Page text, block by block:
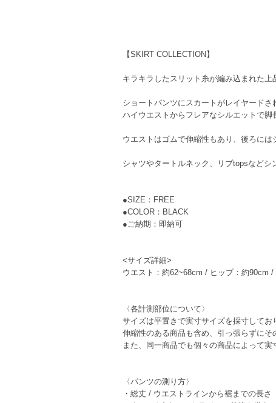
【SKIRT COLLECTION】
キラキラしたスリット糸が編み込まれた上
ショートパンツにスカートがレイヤードさ
ハイウエストからフレアなシルエットで脚
ウエストはゴムで伸縮性もあり、後ろに
シャツやタートルネック、リブtopsなどシ
●SIZE：FREE
●COLOR：BLACK
●ご納期：即納可
<サイズ詳細>
ウエスト：約62~68cm / ヒップ：約90cm
〈各計測部位について〉
サイズは平置きで実寸サイズを採寸してお
伸縮性のある商品も含め、引っ張らずに
また、同一商品でも個々の商品によって
〈パンツの測り方〉
・総丈 / ウエストラインから裾までの長さ